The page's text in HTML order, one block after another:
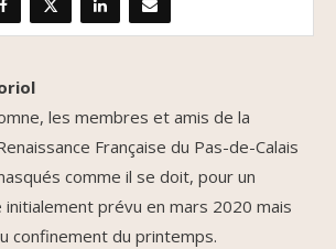
les membres et amis de la
Française du Pas-de-Calais
comme il se doit, pour un
prévu en mars 2020 mais
confinement du printemps.